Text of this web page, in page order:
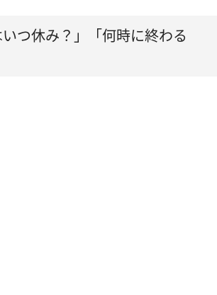
いつ休み？」「何時に終わる